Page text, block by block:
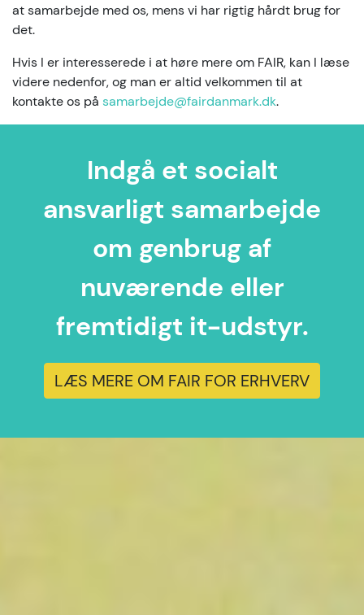
at samarbejde med os, mens vi har rigtig hårdt brug for
det.
Hvis I er interesserede i at høre mere om FAIR, kan I læse
videre nedenfor, og man er altid velkommen til at
kontakte os på samarbejde@fairdanmark.dk.
Indgå et socialt
ansvarligt samarbejde
om genbrug af
nuværende eller
fremtidigt it-udstyr.
LÆS MERE OM FAIR FOR ERHVERV